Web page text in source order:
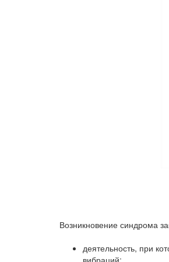
Возникновение синдрома
деятельность, при
вибраций;